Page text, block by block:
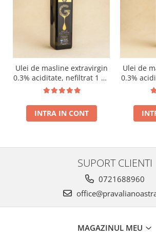
Ulei de masline extravirgin
0.3% aciditate, nefiltrat 1 L -
presat la rece RECOLTA
INTRA IN CONT
Ulei de
0.3%
rece
SUPORT CLIENTI
0721688960
MAGAZINUL MEU